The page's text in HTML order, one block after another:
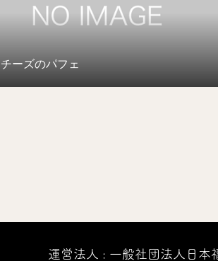
チーズのパフェ
運営法人 : 一般社団法人日本